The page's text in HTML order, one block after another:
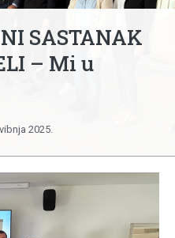
SASTANAK
– Mi u
2025.